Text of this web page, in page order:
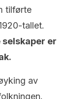
tilførte
tallet.
er
av